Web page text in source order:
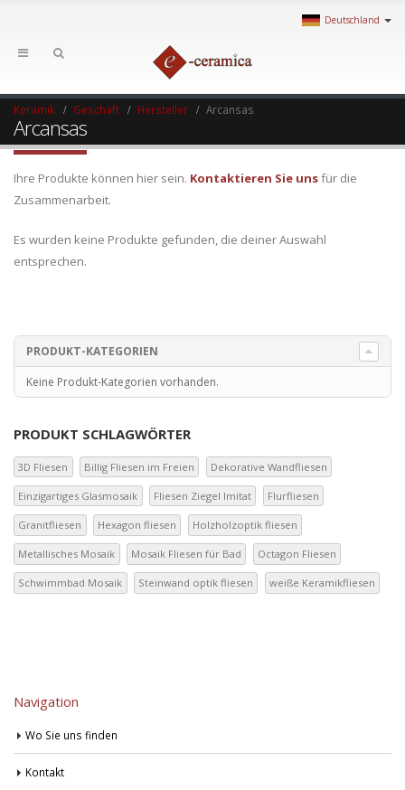
Deutschland
Keramik Geschäft Hersteller Arcansas
Arcansas
Ihre Produkte können hier sein. Kontaktieren Sie unsfür die
Zusammenarbeit.
Es wurden keine Produkte gefunden, die deiner Auswahl
entsprechen.
PRODUKT-KATEGORIEN
Keine Produkt-Kategorien vorhanden.
PRODUKT SCHLAGWÖRTER
3D Fliesen Billig Fliesen im Freien Dekorative Wandfliesen
Einzigartiges Glasmosaik Fliesen Ziegel Imitat Flurfliesen
Granitfliesen Hexagon fliesen Holzholzoptik fliesen
Metallisches Mosaik Mosaik Fliesen für Bad Octagon Fliesen
Schwimmbad Mosaik Steinwand optik fliesen weiße Keramikfliesen
Navigation
Wo Sie uns finden
Kontakt